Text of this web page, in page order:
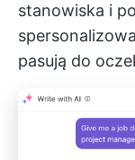
stanowiska i
pasują do